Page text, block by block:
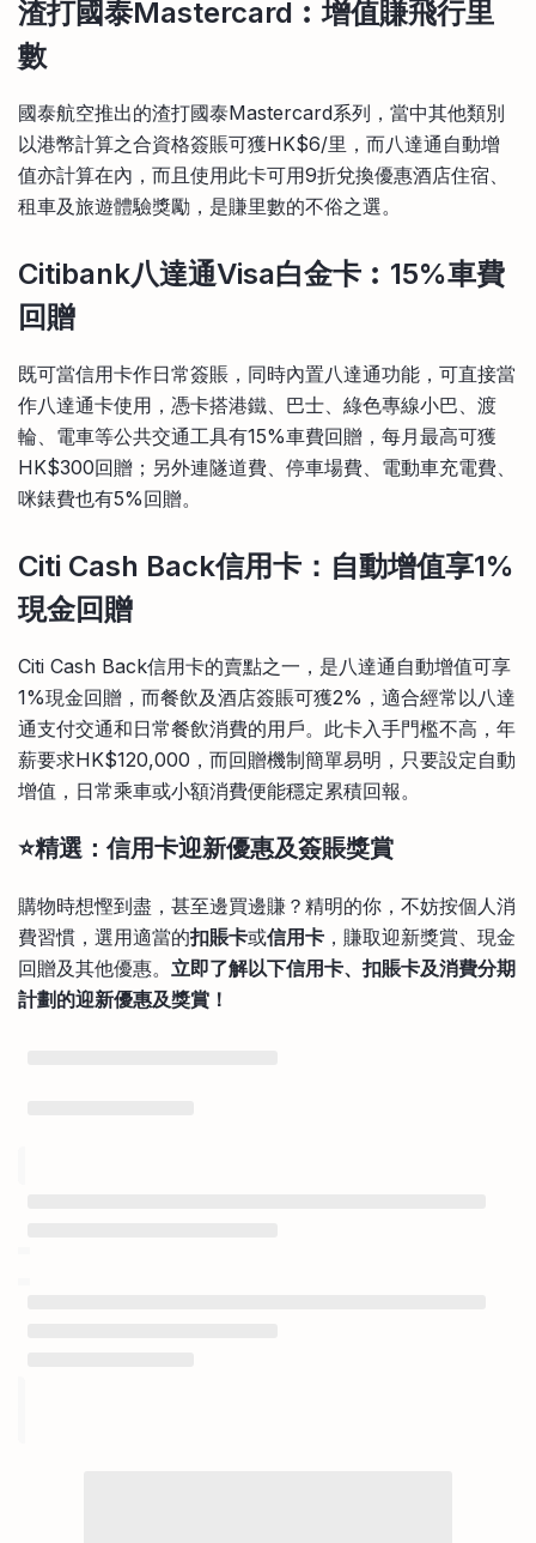
渣打國泰Mastercard︰增值賺飛行里
數
國泰航空推出的渣打國泰Mastercard系列，當中其他類別
以港幣計算之合資格簽賬可獲HK$6/里，而八達通自動增
值亦計算在內，而且使用此卡可用9折兌換優惠酒店住宿、
租車及旅遊體驗獎勵，是賺里數的不俗之選。
Citibank八達通Visa白金卡︰15%車費
回贈
既可當信用卡作日常簽賬，同時內置八達通功能，可直接當
作八達通卡使用，憑卡搭港鐵、巴士、綠色專線小巴、渡
輪、電車等公共交通工具有15%車費回贈，每月最高可獲
HK$300回贈；另外連隧道費、停車場費、電動車充電費、
咪錶費也有5%回贈。
Citi Cash Back信用卡：自動增值享1%
現金回贈
Citi Cash Back信用卡的賣點之一，是八達通自動增值可享
1%現金回贈，而餐飲及酒店簽賬可獲2%，適合經常以八達
通支付交通和日常餐飲消費的用戶。此卡入手門檻不高，年
薪要求HK$120,000，而回贈機制簡單易明，只要設定自動
增值，日常乘車或小額消費便能穩定累積回報。
⭐精選：信用卡迎新優惠及簽賬獎賞
購物時想慳到盡，甚至邊買邊賺？精明的你，不妨按個人消
費習慣，選用適當的扣賬卡或信用卡 ，賺取迎新獎賞、現金
回贈及其他優惠。 立即了解以下信用卡、扣賬卡及消費分期
計劃的迎新優惠及獎賞！